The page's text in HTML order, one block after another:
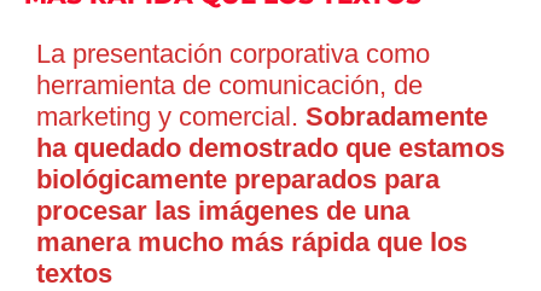
La presentación corporativa como
herramienta de comunicación, de
marketing y comercial. Sobradamente
ha quedado demostrado que estamos
biológicamente preparados para
procesar las imágenes de una
manera mucho más rápida que los
textos